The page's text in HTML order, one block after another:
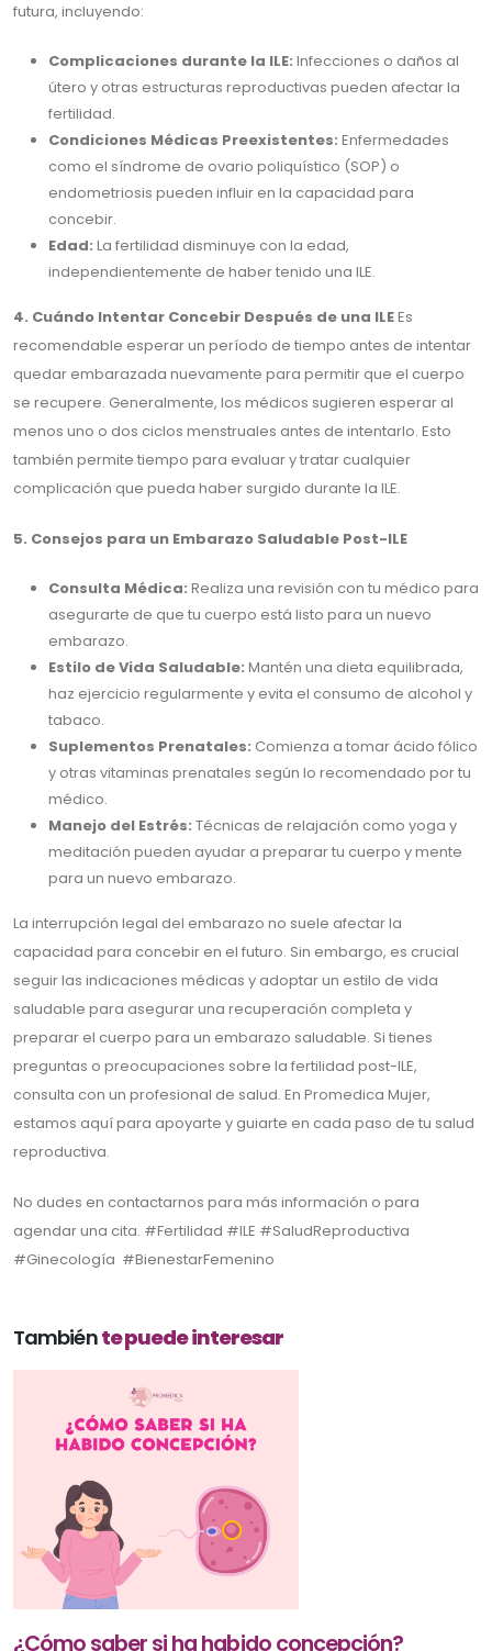
futura, incluyendo:
Complicaciones durante la ILE: Infecciones o daños al
útero y otras estructuras reproductivas pueden afectar la
fertilidad.
Condiciones Médicas Preexistentes: Enfermedades
como el síndrome de ovario poliquístico (SOP) o
endometriosis pueden influir en la capacidad para
concebir.
Edad: La fertilidad disminuye con la edad,
independientemente de haber tenido una ILE.
4. Cuándo Intentar Concebir Después de una ILEEs
recomendable esperar un período de tiempo antes de intentar
quedar embarazada nuevamente para permitir que el cuerpo
se recupere. Generalmente, los médicos sugieren esperar al
menos uno o dos ciclos menstruales antes de intentarlo. Esto
también permite tiempo para evaluar y tratar cualquier
complicación que pueda haber surgido durante la ILE.
5. Consejos para un Embarazo Saludable Post-ILE
Consulta Médica: Realiza una revisión con tu médico para
asegurarte de que tu cuerpo está listo para un nuevo
embarazo.
Estilo de Vida Saludable: Mantén una dieta equilibrada,
haz ejercicio regularmente y evita el consumo de alcohol y
tabaco.
Suplementos Prenatales: Comienza a tomar ácido fólico
y otras vitaminas prenatales según lo recomendado por tu
médico.
Manejo del Estrés: Técnicas de relajación como yoga y
meditación pueden ayudar a preparar tu cuerpo y mente
para un nuevo embarazo.
La interrupción legal del embarazo no suele afectar la
capacidad para concebir en el futuro. Sin embargo, es crucial
seguir las indicaciones médicas y adoptar un estilo de vida
saludable para asegurar una recuperación completa y
preparar el cuerpo para un embarazo saludable. Si tienes
preguntas o preocupaciones sobre la fertilidad post-ILE,
consulta con un profesional de salud. En Promedica Mujer,
estamos aquí para apoyarte y guiarte en cada paso de tu salud
reproductiva.
No dudes en contactarnos para más información o para
agendar una cita. #Fertilidad #ILE #SaludReproductiva
#Ginecología #BienestarFemenino
Tambiénte puede interesar
¿Cómo saber si ha habido concepción?